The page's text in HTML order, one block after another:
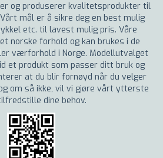
og produserer kvalitetsprodukter til
mål er å sikre deg en best mulig
etc. til lavest mulig pris. Våre
norske forhold og kan brukes i de
værforhold i Norge. Modellutvalget
et produkt som passer ditt bruk og
at du blir fornøyd når du velger
om så ikke, vil vi gjøre vårt ytterste
dine behov.